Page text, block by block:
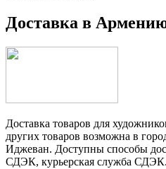
Доставка в
Доставка товаров для
других товаров возможна в
Иджеван. Доступны способы
СДЭК, курьерская служба СДЭК.